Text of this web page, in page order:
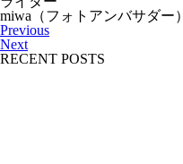
miwa（フォトアンバサダー）
Previous
Next
RECENT POSTS